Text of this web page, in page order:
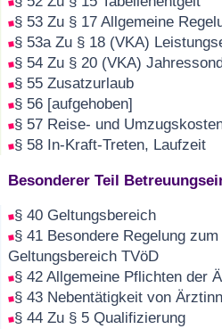
§ 53 Zu § 17 Allgemeine
§ 53a Zu § 18 (VKA)
§ 54 Zu § 20 (VKA)
§ 55 Zusatzurlaub
§ 56 [aufgehoben]
§ 57 Reise- und
§ 58 In-Kraft-Treten, Laufzeit
Besonderer Teil
§ 40 Geltungsbereich
§ 41 Besondere Regelung zum
Geltungsbereich TVöD
§ 42 Allgemeine Pflichten der
§ 43 Nebentätigkeit von
§ 44 Zu § 5 Qualifizierung